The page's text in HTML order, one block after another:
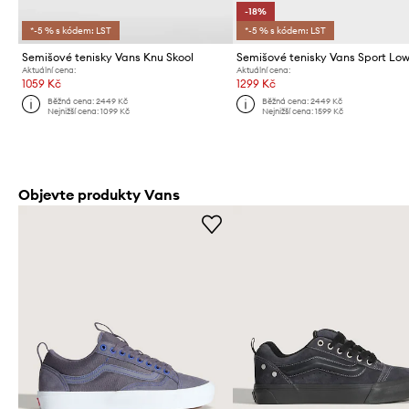
*-5 % s kódem: LST
Semišové tenisky Vans Knu Skool
Aktuální cena:
1059 Kč
Běžná cena:2449 Kč
Nejnižší cena:1099 Kč
-18%
*-5 % s kódem: LST
Semišové tenisky Vans Sport
Aktuální cena:
1299 Kč
Běžná cena: 2449 Kč
Nejnižší cena: 1599 Kč
Objevte produkty Vans